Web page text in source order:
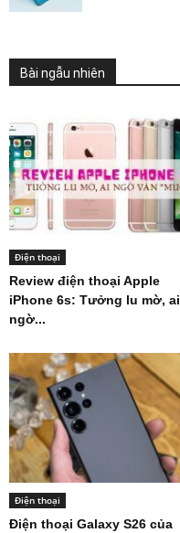
Bài ngẫu nhiên
Điện thoại
Review điện thoại Apple
iPhone 6s: Tưởng lu mờ, ai
ngờ...
Điện thoại
Điện thoại Galaxy S26 của